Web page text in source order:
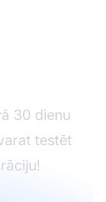
30 dienu
testēt